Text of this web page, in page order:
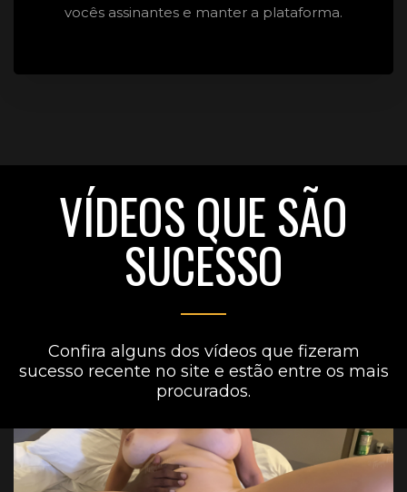
vocês assinantes e manter a plataforma.
VÍDEOS QUE SÃO
SUCESSO
Confira alguns dos vídeos que fizeram
sucesso recente no site e estão entre os mais
procurados.